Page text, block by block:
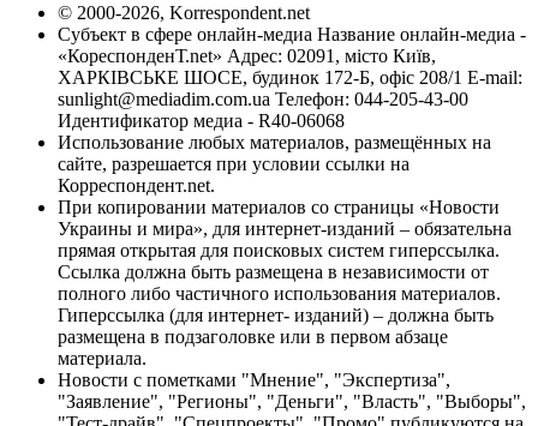
© 2000-2026, Korrespondent.net
Субъект в сфере онлайн-медиа Название онлайн-медиа -
«КореспонденТ.net» Адрес: 02091, місто Київ,
ХАРКІВСЬКЕ ШОСЕ, будинок 172-Б, офіс 208/1 E-mail:
sunlight@mediadim.com.ua Телефон: 044-205-43-00
Идентификатор медиа - R40-06068
Использование любых материалов, размещённых на
сайте, разрешается при условии ссылки на
Корреспондент.net.
При копировании материалов со страницы «Новости
Украины и мира», для интернет-изданий – обязательна
прямая открытая для поисковых систем гиперссылка.
Ссылка должна быть размещена в независимости от
полного либо частичного использования материалов.
Гиперссылка (для интернет- изданий) – должна быть
размещена в подзаголовке или в первом абзаце
материала.
Новости с пометками "Мнение", "Экспертиза",
"Заявление", "Регионы", "Деньги", "Власть", "Выборы",